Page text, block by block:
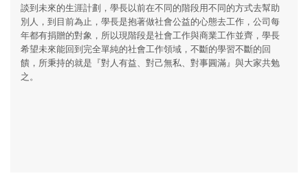
談到未來的生涯計劃，學長以前在不同的階段用不同的方式去幫助
別人，到目前為止，學長是抱著做社會公益的心態去工作，公司每
年都有捐贈的對象，所以現階段是社會工作與商業工作並齊，學長
希望未來能回到完全單純的社會工作領域，不斷的學習不斷的回
饋，所秉持的就是『對人有益、對己無私、對事圓滿』與大家共勉
之。